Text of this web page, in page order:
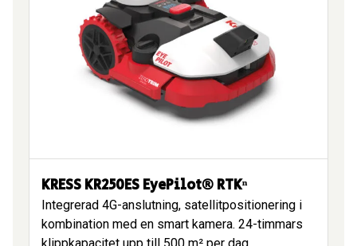
KRESS KR250ES EyePilot® RTKⁿ
Integrerad 4G-anslutning, satellitpositionering i
kombination med en smart kamera. 24-timmars